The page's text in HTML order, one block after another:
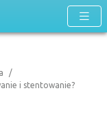
i stentowanie?